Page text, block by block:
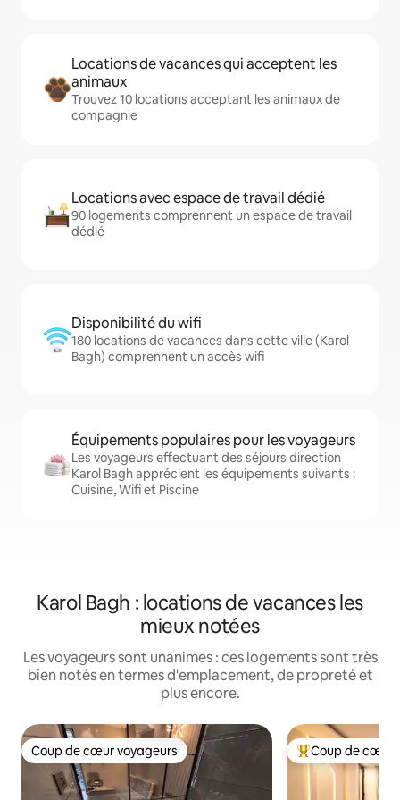
Locations de vacances qui acceptent les
animaux
Trouvez 10 locations acceptant les animaux de
compagnie
Locations avec espace de travail dédié
90 logements comprennent un espace de travail
dédié
Disponibilité du wifi
180 locations de vacances dans cette ville (Karol
Bagh) comprennent un accès wifi
Équipements populaires pour les voyageurs
Les voyageurs effectuant des séjours direction
Karol Bagh apprécient les équipements suivants :
Cuisine, Wifi et Piscine
Karol Bagh : locations de vacances les
mieux notées
Les voyageurs sont unanimes : ces logements sont très
bien notés en termes d'emplacement, de propreté et
plus encore.
Coup de cœur voyageurs
Coup de cœur voyageurs Coups de cœur
Coup de cœur